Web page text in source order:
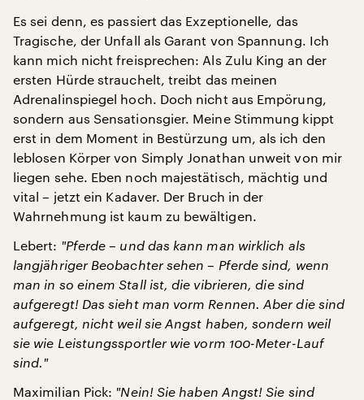
Es sei denn, es passiert das Exzeptionelle, das
Tragische, der Unfall als Garant von Spannung. Ich
kann mich nicht freisprechen: Als Zulu King an der
ersten Hürde strauchelt, treibt das meinen
Adrenalinspiegel hoch. Doch nicht aus Empörung,
sondern aus Sensationsgier. Meine Stimmung kippt
erst in dem Moment in Bestürzung um, als ich den
leblosen Körper von Simply Jonathan unweit von mir
liegen sehe. Eben noch majestätisch, mächtig und
vital – jetzt ein Kadaver. Der Bruch in der
Wahrnehmung ist kaum zu bewältigen.
Lebert: "Pferde – und das kann man wirklich als
langjähriger Beobachter sehen – Pferde sind, wenn
man in so einem Stall ist, die vibrieren, die sind
aufgeregt! Das sieht man vorm Rennen. Aber die sind
aufgeregt, nicht weil sie Angst haben, sondern weil
sie wie Leistungssportler wie vorm 100-Meter-Lauf
sind."
Maximilian Pick: "Nein! Sie haben Angst! Sie sind